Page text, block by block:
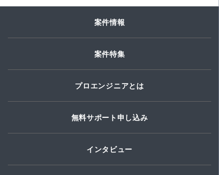
案件情報
案件特集
プロエンジニアとは
無料サポート申し込み
インタビュー